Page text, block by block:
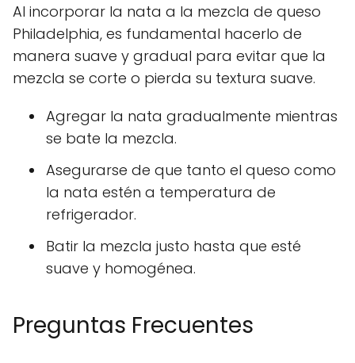
Al incorporar la nata a la mezcla de queso
Philadelphia, es fundamental hacerlo de
manera suave y gradual para evitar que la
mezcla se corte o pierda su textura suave.
Agregar la nata gradualmente mientras
se bate la mezcla.
Asegurarse de que tanto el queso como
la nata estén a temperatura de
refrigerador.
Batir la mezcla justo hasta que esté
suave y homogénea.
Preguntas Frecuentes